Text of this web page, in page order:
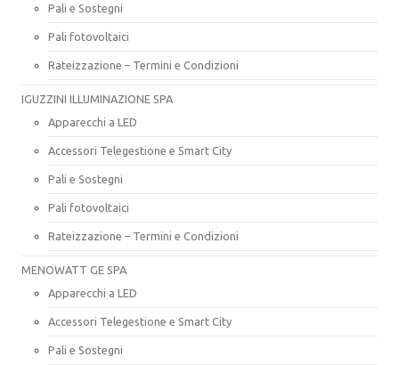
Pali e Sostegni
Pali fotovoltaici
Rateizzazione – Termini e Condizioni
IGUZZINI ILLUMINAZIONE SPA
Apparecchi a LED
Accessori Telegestione e Smart City
Pali e Sostegni
Pali fotovoltaici
Rateizzazione – Termini e Condizioni
MENOWATT GE SPA
Apparecchi a LED
Accessori Telegestione e Smart City
Pali e Sostegni